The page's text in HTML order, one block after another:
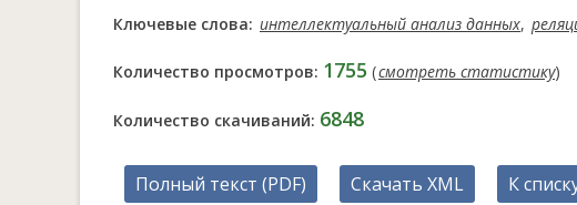
Ключевые слова: интеллектуальный анализ данных,
Количество просмотров: 1755 (смотреть статистику)
Количество скачиваний: 6848
Полный текст (PDF) Скачать XML К